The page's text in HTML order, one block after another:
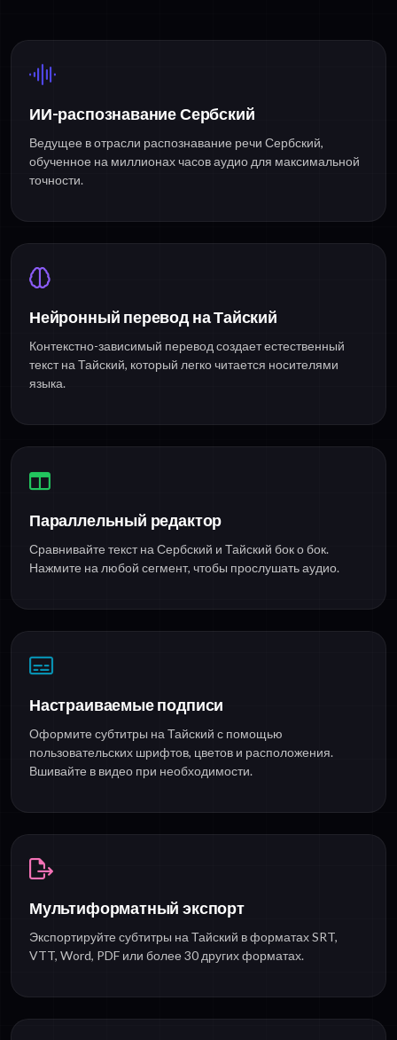
ИИ-распознавание Сербский
Ведущее в отрасли распознавание речи Сербский,
обученное на миллионах часов аудио для максимальной
точности.
Нейронный перевод на Тайский
Контекстно-зависимый перевод создает естественный
текст на Тайский, который легко читается носителями
языка.
Параллельный редактор
Сравнивайте текст на Сербский и Тайский бок о бок.
Нажмите на любой сегмент, чтобы прослушать аудио.
Настраиваемые подписи
Оформите субтитры на Тайский с помощью
пользовательских шрифтов, цветов и расположения.
Вшивайте в видео при необходимости.
Мультиформатный экспорт
Экспортируйте субтитры на Тайский в форматах SRT,
VTT, Word, PDF или более 30 других форматах.